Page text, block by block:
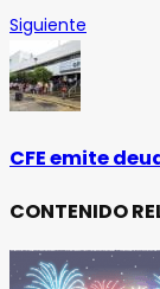
Siguiente
CFE emite
CONTENIDO